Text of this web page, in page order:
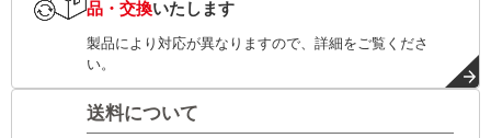
品・交換いたします
製品により対応が異なりますので、詳細をご覧くださ
い。
送料について